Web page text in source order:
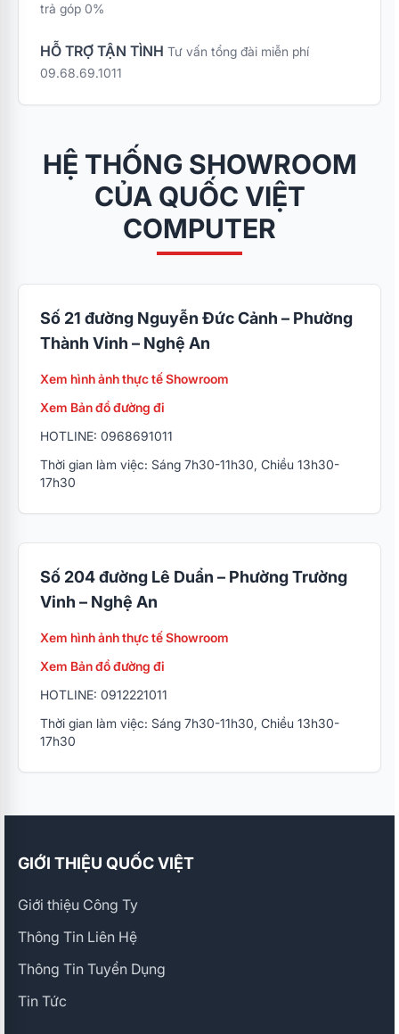
trả góp 0%
HỖ TRỢ TẬN TÌNH Tư vấn tổng đài miễn phí
09.68.69.1011
HỆ THỐNG SHOWROOM
CỦA QUỐC VIỆT
COMPUTER
Số 21 đường Nguyễn Đức Cảnh – Phường
Thành Vinh – Nghệ An
Xem hình ảnh thực tế Showroom
Xem Bản đồ đường đi
HOTLINE: 0968691011
Thời gian làm việc: Sáng 7h30-11h30, Chiều 13h30-
17h30
Số 204 đường Lê Duẩn – Phường Trường
Vinh – Nghệ An
Xem hình ảnh thực tế Showroom
Xem Bản đồ đường đi
HOTLINE: 0912221011
Thời gian làm việc: Sáng 7h30-11h30, Chiều 13h30-
17h30
GIỚI THIỆU QUỐC VIỆT
Giới thiệu Công Ty
Thông Tin Liên Hệ
Thông Tin Tuyển Dụng
Tin Tức